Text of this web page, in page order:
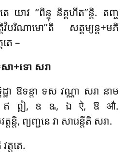
េ យាវ ‘‘ពិន្ទុ និគ្គហីត’’ន្តិ. តញ្ច
បរិណាមោ’’តិ សត្តម្យន្ត+មភិ
តេ –
ា+ទោ សរា
ដ្ឋា ឱទន្តា ទស វណ្ណា សរា នាម
, ឥ ឦ, ឧ ឩ, ឯ ऐ, ឱ औ.
ន្តិ, ព្យញ្ជនេ វា សារេន្តីតិ សរា.
ត្តតេ.